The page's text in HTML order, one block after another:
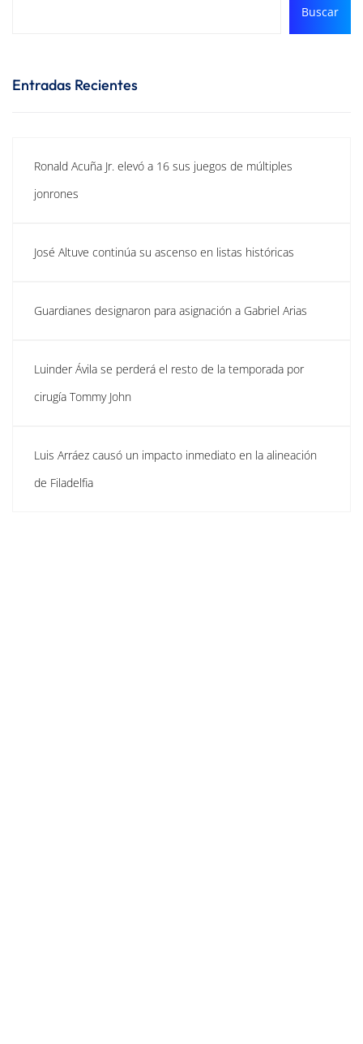
Buscar
Entradas Recientes
Ronald Acuña Jr. elevó a 16 sus juegos de múltiples
jonrones
José Altuve continúa su ascenso en listas históricas
Guardianes designaron para asignación a Gabriel Arias
Luinder Ávila se perderá el resto de la temporada por
cirugía Tommy John
Luis Arráez causó un impacto inmediato en la alineación
de Filadelfia